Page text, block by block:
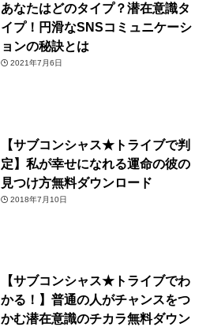
あなたはどのタイプ？潜在意識タ
イプ！円滑なSNSコミュニケーシ
ョンの秘訣とは
2021年7月6日
【サブコンシャス★トライブで判
定】私が幸せになれる運命の彼の
見つけ方無料ダウンロード
2018年7月10日
【サブコンシャス★トライブでわ
かる！】普通の人がチャンスをつ
かむ潜在意識のチカラ無料ダウン